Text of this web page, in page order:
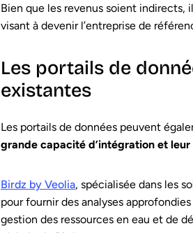
Bien que les revenus soient indirects,
visant à devenir l’entreprise de
Les portails de
existantes
Les portails de données peuvent
grande capacité d’intégration et
Birdz by Veolia, spécialisée dans les
pour fournir des analyses
gestion des ressources en eau et de